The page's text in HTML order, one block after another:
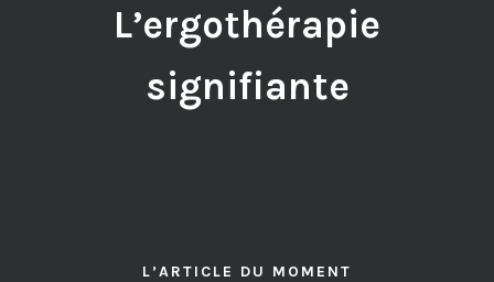
L’ergothérapie
signifiante
L’ARTICLE DU MOMENT